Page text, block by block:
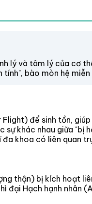
lý và tâm lý của cơ
bào mòn hệ
để sinh tồn,
sự khác nhau giữa
khoa có liên quan
thận) bị kích hoạt
đại Hạch hạnh nhân